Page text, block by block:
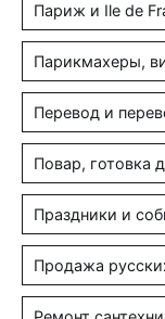
Париж и Ile de
Парикмахеры,
Перевод и
Повар, готовка
Праздники и
Продажа